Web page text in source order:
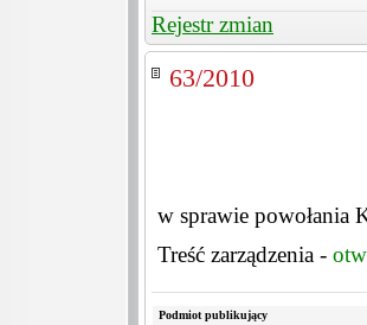
Rejestr zmian
63/2010
w sprawie powołania
Treść zarządzenia -
Podmiot publikujący